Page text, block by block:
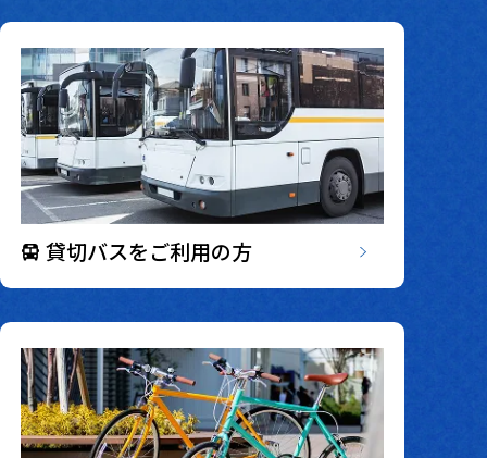
貸切バスをご利用の方